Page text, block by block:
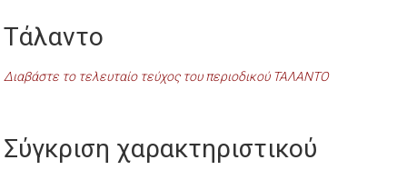
Τάλαντο
Διαβάστε το τελευταίο τεύχος του περιοδικού ΤΑΛΑΝΤΟ
Σύγκριση χαρακτηριστικού